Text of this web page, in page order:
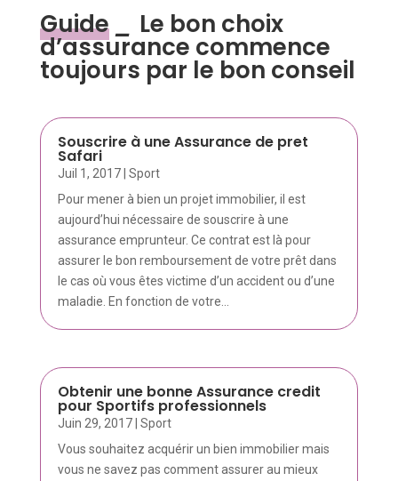
Guide _ Le bon choix
d’assurance commence
toujours par le bon conseil
Souscrire à une Assurance de pret
Safari
Juil 1, 2017| Sport
Pour mener à bien un projet immobilier, il est
aujourd’hui nécessaire de souscrire à une
assurance emprunteur. Ce contrat est là pour
assurer le bon remboursement de votre prêt dans
le cas où vous êtes victime d’un accident ou d’une
maladie. En fonction de votre...
Obtenir une bonne Assurance credit
pour Sportifs professionnels
Juin 29, 2017| Sport
Vous souhaitez acquérir un bien immobilier mais
vous ne savez pas comment assurer au mieux